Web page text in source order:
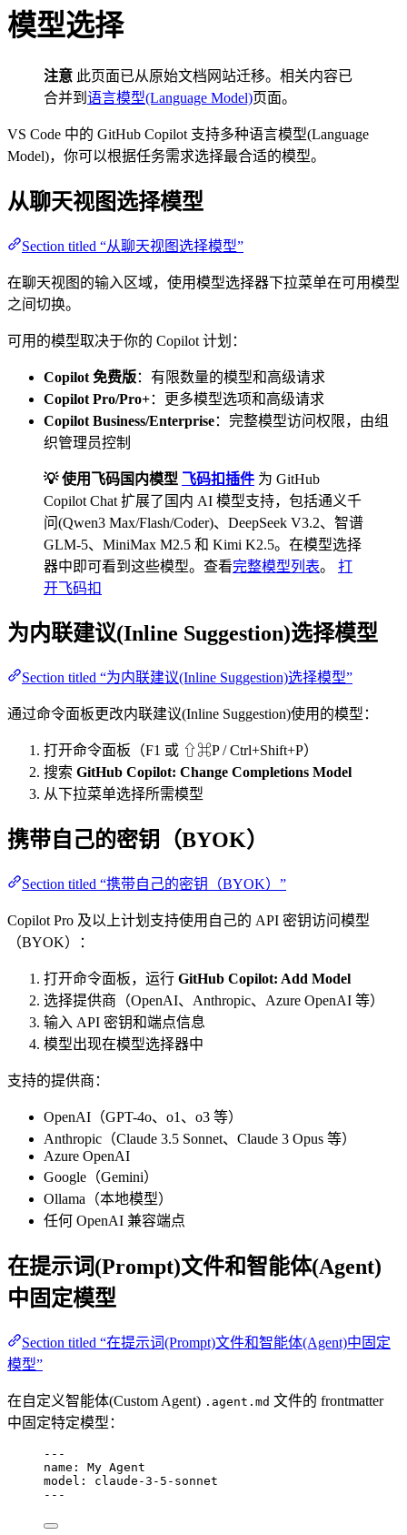
模型选择
注意 此页面已从原始文档网站迁移。相关内容已
合并到 语言模型(Language Model)页面。
VS Code 中的 GitHub Copilot 支持多种语言模型(Language
Model)，你可以根据任务需求选择最合适的模型。
从聊天视图选择模型
Section titled “从聊天视图选择模型”
在聊天视图的输入区域，使用模型选择器下拉菜单在可用模型
之间切换。
可用的模型取决于你的 Copilot 计划：
Copilot 免费版：有限数量的模型和高级请求
Copilot Pro/Pro+：更多模型选项和高级请求
Copilot Business/Enterprise：完整模型访问权限，由组
织管理员控制
💡 使用飞码国内模型 飞码扣插件 为 GitHub
Copilot Chat 扩展了国内 AI 模型支持，包括通义千
问(Qwen3 Max/Flash/Coder)、DeepSeek V3.2、智谱
GLM-5、MiniMax M2.5 和 Kimi K2.5。在模型选择
器中即可看到这些模型。查看完整模型列表。 打
开飞码扣
为内联建议(Inline Suggestion)选择模型
Section titled “为内联建议(Inline Suggestion)选择模型”
通过命令面板更改内联建议(Inline Suggestion)使用的模型：
打开命令面板（F1 或 ⇧⌘P / Ctrl+Shift+P）
搜索 GitHub Copilot: Change Completions Model
从下拉菜单选择所需模型
携带自己的密钥（BYOK）
Section titled “携带自己的密钥（BYOK）”
Copilot Pro 及以上计划支持使用自己的 API 密钥访问模型
（BYOK）：
打开命令面板，运行 GitHub Copilot: Add Model
选择提供商（OpenAI、Anthropic、Azure OpenAI 等）
输入 API 密钥和端点信息
模型出现在模型选择器中
支持的提供商：
OpenAI（GPT-4o、o1、o3 等）
Anthropic（Claude 3.5 Sonnet、Claude 3 Opus 等）
Azure OpenAI
Google（Gemini）
Ollama（本地模型）
任何 OpenAI 兼容端点
在提示词(Prompt)文件和智能体(Agent)
中固定模型
Section titled “在提示词(Prompt)文件和智能体(Agent)中固定
模型”
在自定义智能体(Custom Agent) .agent.md 文件的 frontmatter
中固定特定模型：
---
name : My Agent
model : claude-3-5-sonnet
---